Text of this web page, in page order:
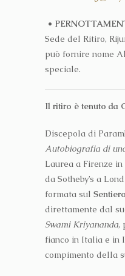
•
Sede del Ritiro,
può fornire nome
speciale.
Il ritiro è tenuto da
Discepola di
Autobiografia di
Laurea a Firenze
da Sotheby’s a
formata sul
direttamente dal
Swami Kriyananda,
fianco in Italia e in
compimento della